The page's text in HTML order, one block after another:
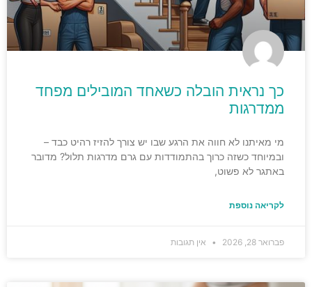
כך נראית הובלה כשאחד המובילים מפחד
ממדרגות
מי מאיתנו לא חווה את הרגע שבו יש צורך להזיז רהיט כבד –
ובמיוחד כשזה כרוך בהתמודדות עם גרם מדרגות תלול? מדובר
באתגר לא פשוט,
לקריאה נוספת
פברואר 28, 2026 אין תגובות